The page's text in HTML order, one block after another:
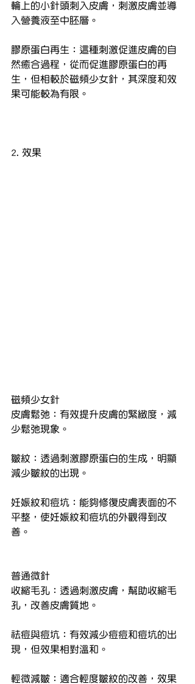
輪上的小針頭刺入皮膚，刺激皮膚並導
入營養液至中胚層。
膠原蛋白再生：這種刺激促進皮膚的自
然癒合過程，從而促進膠原蛋白的再
生，但相較於磁頻少女針，其深度和效
果可能較為有限。
2. 效果
磁頻少女針
皮膚鬆弛：有效提升皮膚的緊緻度，減
少鬆弛現象。
皺紋：透過刺激膠原蛋白的生成，明顯
減少皺紋的出現。
妊娠紋和痘坑：能夠修復皮膚表面的不
平整，使妊娠紋和痘坑的外觀得到改
善。
普通微針
收縮毛孔：透過刺激皮膚，幫助收縮毛
孔，改善皮膚質地。
祛痘與痘坑：有效減少痘痘和痘坑的出
現，但效果相對溫和。
輕微減皺：適合輕度皺紋的改善，效果